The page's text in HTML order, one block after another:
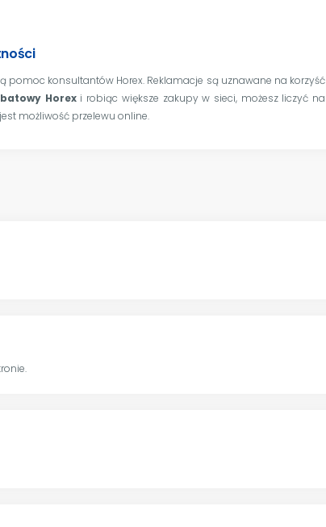
konsultantów Horex. Reklamacje są uznawane na korzyść
Horex i robiąc większe zakupy w sieci, możesz liczyć na
możliwość przelewu online.